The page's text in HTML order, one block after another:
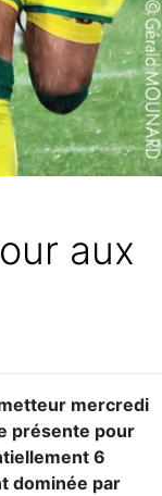
aux
mercredi
présente pour
6
dominée par